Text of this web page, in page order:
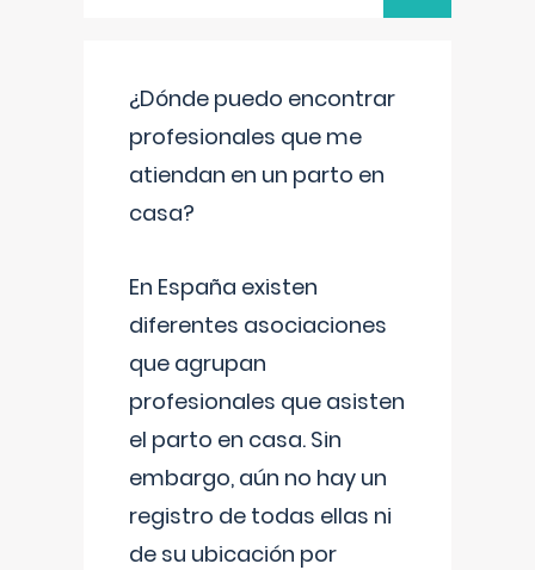
¿Dónde puedo encontrar
profesionales que me
atiendan en un parto en
casa?
En España existen
diferentes asociaciones
que agrupan
profesionales que asisten
el parto en casa. Sin
embargo, aún no hay un
registro de todas ellas ni
de su ubicación por